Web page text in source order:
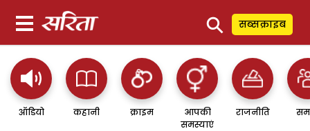
⚲ सब्सक्राइब
ऑडियो कहानी क्राइम
आपकी
समस्याएं
राजनीति